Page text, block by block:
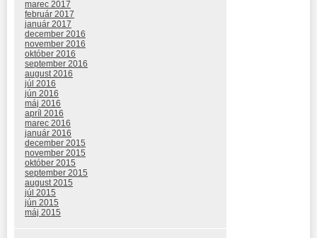
marec 2017
február 2017
január 2017
december 2016
november 2016
október 2016
september 2016
august 2016
júl 2016
jún 2016
máj 2016
apríl 2016
marec 2016
január 2016
december 2015
november 2015
október 2015
september 2015
august 2015
júl 2015
jún 2015
máj 2015